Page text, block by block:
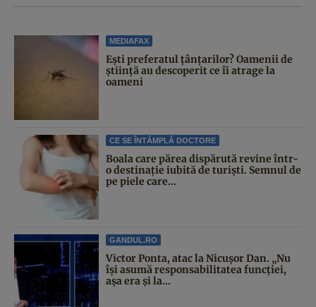
MEDIAFAX
Ești preferatul țânțarilor? Oamenii de
știință au descoperit ce îi atrage la
oameni
CE SE ÎNTÂMPLĂ DOCTORE
Boala care părea dispărută revine într-
o destinație iubită de turiști. Semnul de
pe piele care...
GANDUL.RO
Victor Ponta, atac la Nicușor Dan. „Nu
își asumă responsabilitatea funcției,
așa era și la...